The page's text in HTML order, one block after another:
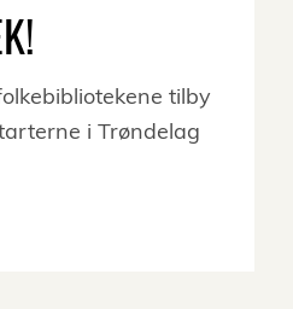
tilby
i Trøndelag